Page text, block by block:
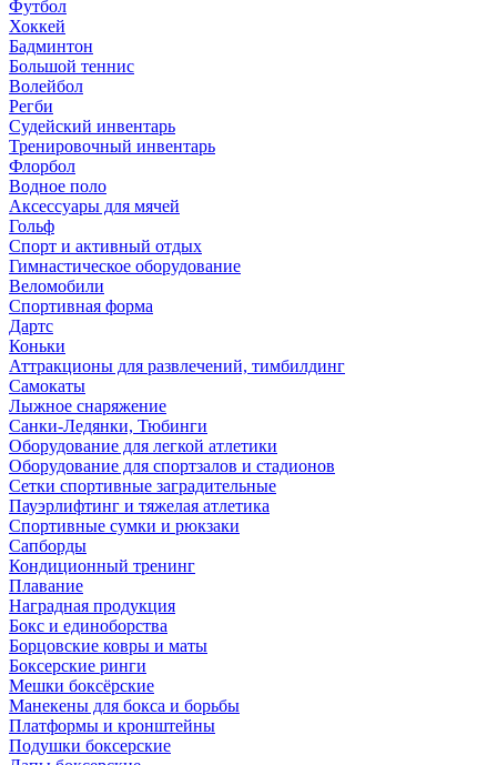
Футбол
Хоккей
Бадминтон
Большой теннис
Волейбол
Регби
Судейский инвентарь
Тренировочный инвентарь
Флорбол
Водное поло
Аксессуары для мячей
Гольф
Спорт и активный отдых
Гимнастическое оборудование
Веломобили
Спортивная форма
Дартс
Коньки
Аттракционы для развлечений, тимбилдинг
Самокаты
Лыжное снаряжение
Санки-Ледянки, Тюбинги
Оборудование для легкой атлетики
Оборудование для спортзалов и стадионов
Сетки спортивные заградительные
Пауэрлифтинг и тяжелая атлетика
Спортивные сумки и рюкзаки
Сапборды
Кондиционный тренинг
Плавание
Наградная продукция
Бокс и единоборства
Борцовские ковры и маты
Боксерские ринги
Мешки боксёрские
Манекены для бокса и борьбы
Платформы и кронштейны
Подушки боксерские